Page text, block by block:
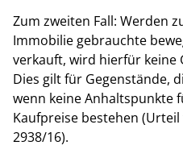
Zum zweiten Fall: Werden
Immobilie gebrauchte
verkauft, wird hierfür keine
Dies gilt für Gegenstände,
wenn keine Anhaltspunkte
Kaufpreise bestehen (Urteil
2938/16).